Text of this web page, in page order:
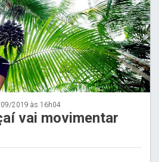
2019 às 16h04
vai movimentar